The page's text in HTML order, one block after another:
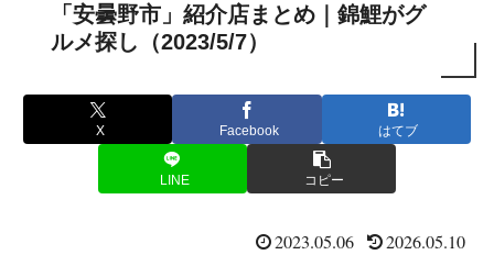
「安曇野市」紹介店まとめ｜錦鯉がグ
ルメ探し（2023/5/7）
X Facebook はてブ
LINE コピー
2023.05.06 2026.05.10